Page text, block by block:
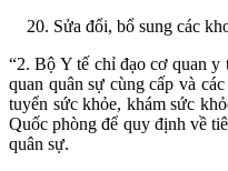
Sửa đổi, bổ sung các
“2. Bộ Y tế chỉ đạo cơ quan
quan quân sự cùng cấp và
tuyển sức khỏe, khám sức
Quốc phòng để quy định về
quân sự.